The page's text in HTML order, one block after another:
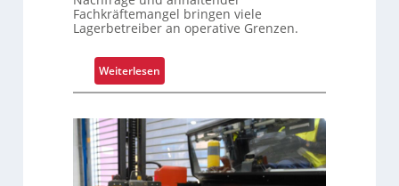
u
n
d
n
r
l
e
Fachkräftemangel bringen viele
Lagerbetreiber an operative Grenzen.
Weiterlesen
W
r
u
m
G